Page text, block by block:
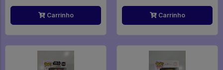
Carrinho Carrinho